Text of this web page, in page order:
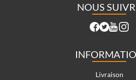
NOUS
Livraison